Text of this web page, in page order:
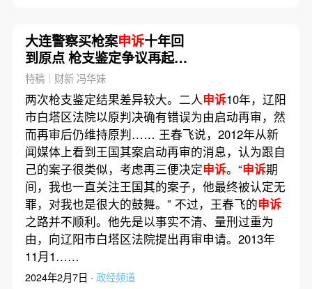
大连警察买枪案申诉十年回
到原点 枪支鉴定争议再起｜
特稿精选
特稿｜财新 冯华妹
两次枪支鉴定结果差异较大。二人申诉10年，辽阳
市白塔区法院以原判决确有错误为由启动再审，然
而再审后仍维持原判…… 王春飞说，2012年从新
闻媒体上看到王国其案启动再审的消息，认为跟自
己的案子很类似，考虑再三便决定申诉。“申诉期
间，我也一直关注王国其的案子，他最终被认定无
罪，对我也是很大的鼓舞。” 不过，王春飞的申诉
之路并不顺利。他先是以事实不清、量刑过重为
由，向辽阳市白塔区法院提出再审申请。2013年
11月1……
2024年2月7日 · 政经频道